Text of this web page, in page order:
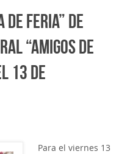
de Feria” de
“Amigos de
13 de
Para el viernes 13